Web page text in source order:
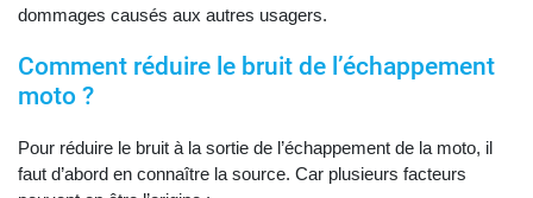
dommages causés aux autres usagers.
Comment réduire le bruit de l’échappement
moto ?
Pour réduire le bruit à la sortie de l’échappement de la moto, il
faut d’abord en connaître la source. Car plusieurs facteurs